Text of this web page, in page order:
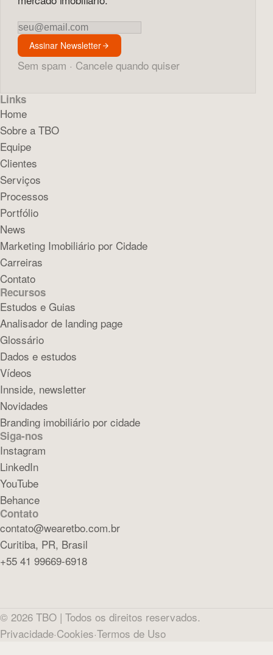
Newsletter
Assinar Newsletter
Sem spam · Cancele quando quiser
Links
Home
Sobre a TBO
Equipe
Clientes
Serviços
Processos
Portfólio
News
Marketing Imobiliário por Cidade
Carreiras
Contato
Recursos
Estudos e Guias
Analisador de landing page
Glossário
Dados e estudos
Vídeos
Innside, newsletter
Novidades
Branding imobiliário por cidade
Siga-nos
Instagram
LinkedIn
YouTube
Behance
Contato
contato@wearetbo.com.br
Curitiba, PR, Brasil
+55 41 99669-6918
© 2026 TBO | Todos os direitos reservados.
Privacidade·Cookies·Termos de Uso